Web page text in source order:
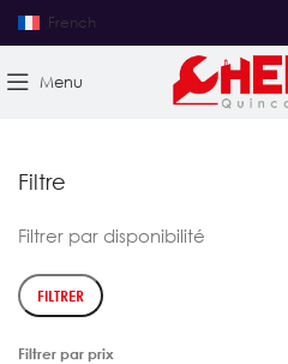
French
Menu
Filtre
Filtrer par disponibilité
FILTRER
Filtrer par prix